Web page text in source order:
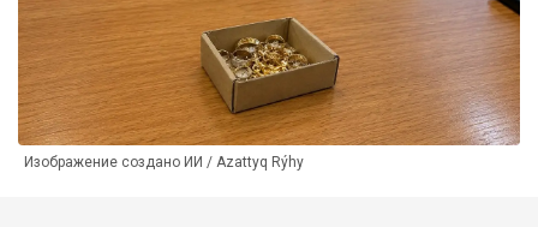
Изображение создано ИИ / Azattyq Rýhy